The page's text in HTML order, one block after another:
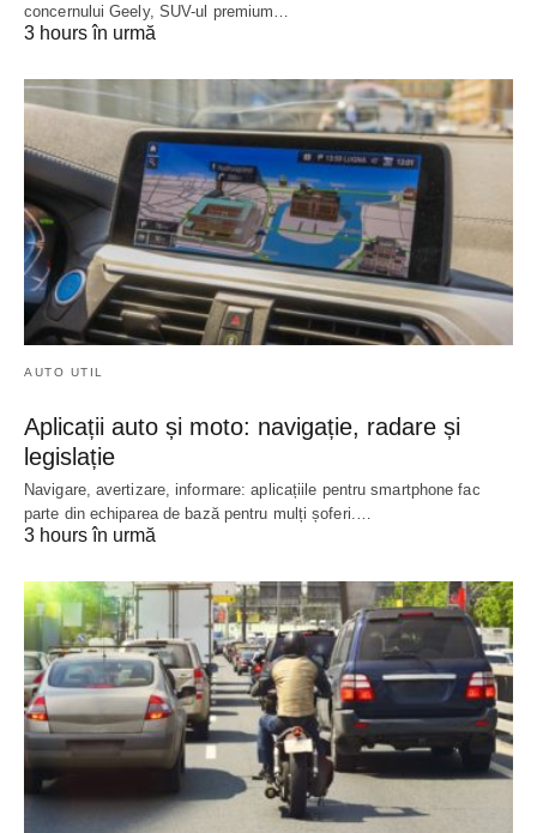
concernului Geely, SUV-ul premium…
3 hours în urmă
AUTO UTIL
Aplicații auto și moto: navigație, radare și
legislație
Navigare, avertizare, informare: aplicațiile pentru smartphone fac
parte din echiparea de bază pentru mulți șoferi.…
3 hours în urmă